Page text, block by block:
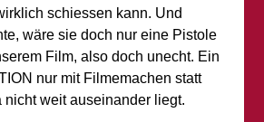
schiessen kann. Und
wäre sie doch nur eine Pistole
Film, also doch unecht. Ein
nur mit Filmemachen statt
nicht weit auseinander liegt.